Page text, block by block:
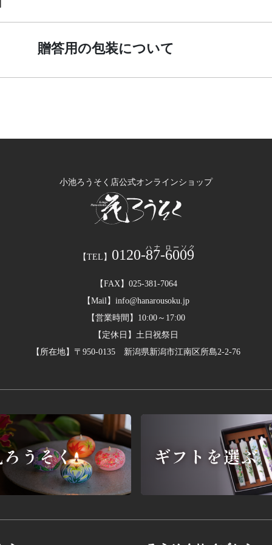
贈答用の包装について
小池ろうそく店公式オンラインショップ
【TEL】 0120-87-6009
【FAX】025-381-7064
【Mail】info@hanarousoku.jp
【営業時間】10:00～17:00
【定休日】土日祝祭日
【所在地】 〒950-0135 新潟県新潟市江南区所島2-2-76